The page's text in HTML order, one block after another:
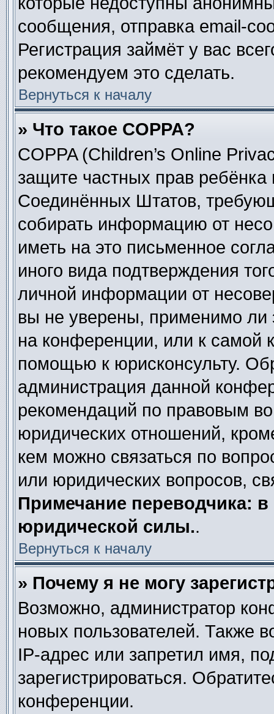
сообщения, отправка email-
Регистрация займёт у вас
рекомендуем это сделать.
Вернуться к началу
» Что такое COPPA?
COPPA (Children’s Online
защите частных прав ребёнка
Соединённых Штатов,
собирать информацию от
иметь на это письменное
иного вида подтверждения
личной информации от
вы не уверены, применимо ли
на конференции, или к самой
помощью к юрисконсульту.
администрация данной
рекомендаций по правовым
юридических отношений,
кем можно связаться по
или юридических вопросов,
Примечание переводчика:
юридической силы..
Вернуться к началу
» Почему я не могу
Возможно, администратор
новых пользователей. Также
IP-адрес или запретил имя,
зарегистрироваться.
конференции.